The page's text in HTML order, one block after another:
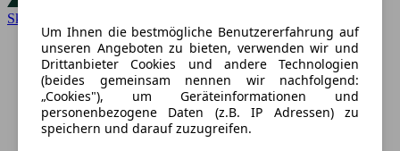
Skoda
Um Ihnen die bestmögliche Benutzererfahrung auf
unseren Angeboten zu bieten, verwenden wir und
Drittanbieter Cookies und andere Technologien
(beides gemeinsam nennen wir nachfolgend:
„Cookies"), um Geräteinformationen und
personenbezogene Daten (z.B. IP Adressen) zu
speichern und darauf zuzugreifen.